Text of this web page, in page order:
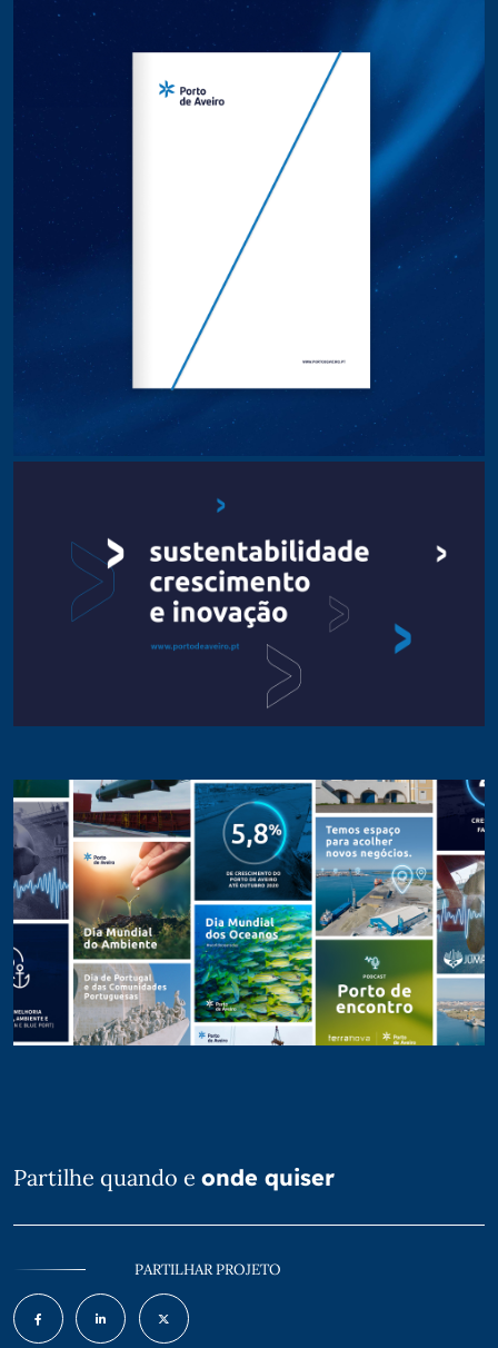
Partilhe quando e onde quiser
PARTILHAR PROJETO